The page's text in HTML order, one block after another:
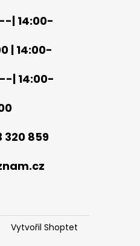
14:00-
| 14:00-
14:00-
320 859
Vytvořil Shoptet